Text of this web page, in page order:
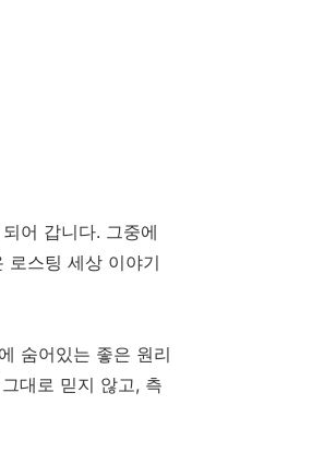
어 갑니다. 그중에
로스팅 세상 이야기
숨어있는 좋은 원리
대로 믿지 않고, 측